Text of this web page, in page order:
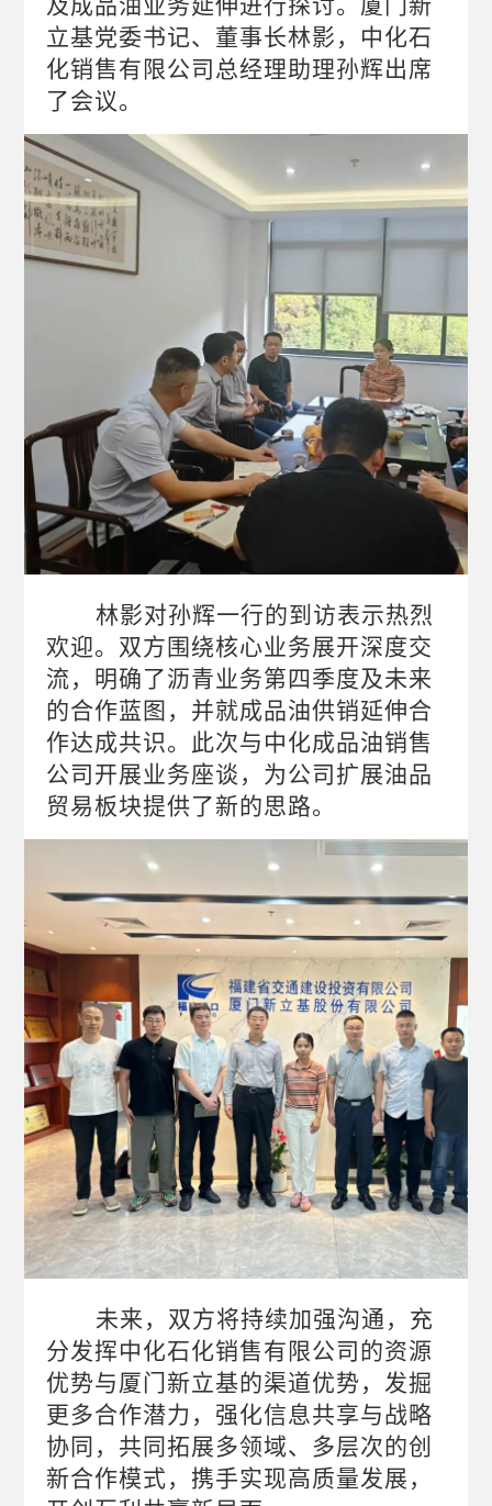
立基党委书记、董事长林影，中化石
化销售有限公司总经理助理孙辉出席
了会议。
林影对孙辉一行的到访表示热烈
欢迎。双方围绕核心业务展开深度交
流，明确了沥青业务第四季度及未来
的合作蓝图，并就成品油供销延伸合
作达成共识。此次与中化成品油销售
公司开展业务座谈，为公司扩展油品
贸易板块提供了新的思路。
未来，双方将持续加强沟通，充
分发挥中化石化销售有限公司的资源
优势与厦门新立基的渠道优势，发掘
更多合作潜力，强化信息共享与战略
协同，共同拓展多领域、多层次的创
新合作模式，携手实现高质量发展，